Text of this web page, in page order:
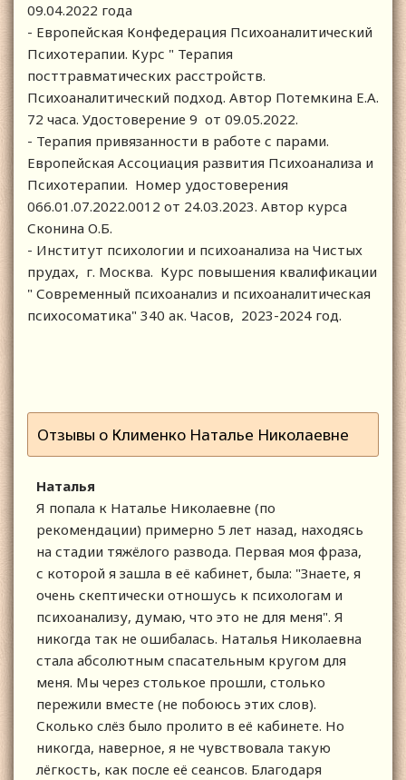
09.04.2022 года
- Европейская Конфедерация Психоаналитический
Психотерапии. Курс " Терапия
посттравматических расстройств.
Психоаналитический подход. Автор Потемкина Е.А.
72 часа. Удостоверение 9 от 09.05.2022.
- Терапия привязанности в работе с парами.
Европейская Ассоциация развития Психоанализа и
Психотерапии. Номер удостоверения
066.01.07.2022.0012 от 24.03.2023. Автор курса
Сконина О.Б.
- Институт психологии и психоанализа на Чистых
прудах, г. Москва. Курс повышения квалификации
" Современный психоанализ и психоаналитическая
психосоматика" 340 ак. Часов, 2023-2024 год.
Отзывы о Клименко Наталье Николаевне
Наталья
Я попала к Наталье Николаевне (по
рекомендации) примерно 5 лет назад, находясь
на стадии тяжёлого развода. Первая моя фраза,
с которой я зашла в её кабинет, была: "Знаете, я
очень скептически отношусь к психологам и
психоанализу, думаю, что это не для меня". Я
никогда так не ошибалась. Наталья Николаевна
стала абсолютным спасательным кругом для
меня. Мы через столькое прошли, столько
пережили вместе (не побоюсь этих слов).
Сколько слёз было пролито в её кабинете. Но
никогда, наверное, я не чувствовала такую
лёгкость, как после её сеансов. Благодаря